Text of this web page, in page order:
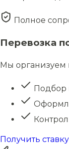
Полное
Перевозка
Мы организуем
Подбор
Получить ставку